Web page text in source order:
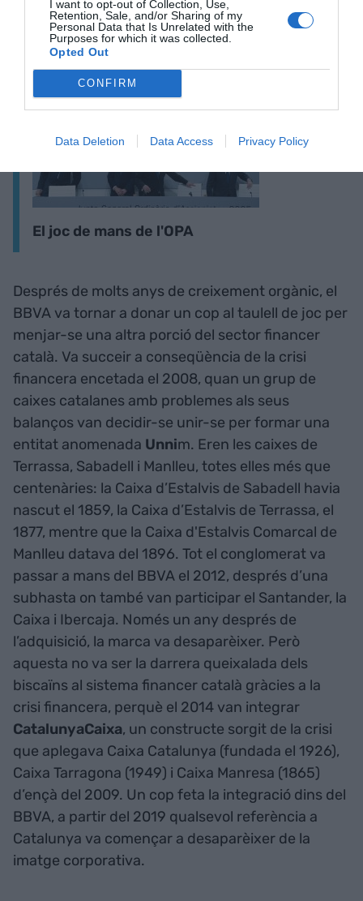
I want to opt-out of Collection, Use,
Retention, Sale, and/or Sharing of my
Personal Data that Is Unrelated with the
Purposes for which it was collected.
Opted Out
CONFIRM
Data Deletion Data Access Privacy Policy
territori del BBV.
SI VOLS SABER-NE MÉS
El joc de mans de l'OPA
Després de molts anys de creixement orgànic, el
BBVA va tornar a donar un cop al taulell de joc per
menjar-se una altra porció del sector financer
català. Va succeir a conseqüència de la crisi
financera encetada el 2008, quan un grup de
caixes catalanes amb problemes als seus
balanços van decidir-se unir-se per formar una
entitat anomenada Unnim. Eren les caixes de
Terrassa, Sabadell i Manlleu, totes elles més que
centenàries: la Caixa d’Estalvis de Sabadell havia
nascut el 1859, la Caixa d’Estalvis de Terrassa, el
1877, mentre que la Caixa d'Estalvis Comarcal de
Manlleu datava del 1896. Tot el conglomerat va
passar a mans del BBVA el 2012, després d’una
subhasta on també van participar el Santander, la
Caixa i Ibercaja. Només un any després de
l’adquisició, la marca va desaparèixer. Però
aquesta no va ser la darrera queixalada dels
biscaïns al sistema financer català gràcies a la
crisi financera, perquè el 2014 van integrar
CatalunyaCaixa, un constructe sorgit de la crisi
que aplegava Caixa Catalunya (fundada el 1926),
Caixa Tarragona (1949) i Caixa Manresa (1865)
d’ençà del 2009. Un cop feta la integració dins del
BBVA, a partir del 2019 qualsevol referència a
Catalunya va començar a desaparèixer de la
imatge corporativa.